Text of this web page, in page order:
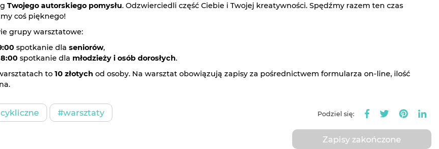
Twojego autorskiego pomysłu. Odzwierciedli część Ciebie i Twojej kreatywności. Spędźmy razem ten czas
coś pięknego!
grupy warsztatowe:
spotkanie dla seniorów,
spotkanie dla młodzieży i osób dorosłych.
to 10 złotych od osoby. Na warsztat obowiązują zapisy za pośrednictwem formularza on-line, ilość
#warsztaty Podziel się:
Zapisy zakończone